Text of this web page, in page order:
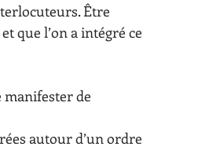
Être
que l’on a intégré ce
manifester de
autour d’un ordre